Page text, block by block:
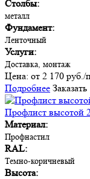
Столбы:
металл
Фундамент:
Ленточный
Услуги:
Доставка, монтаж
Цена: от 2 170 руб./
Подробнее Заказать
Профлист высотой
Материал:
Профнастил
RAL:
Темно-коричневый
Высота: